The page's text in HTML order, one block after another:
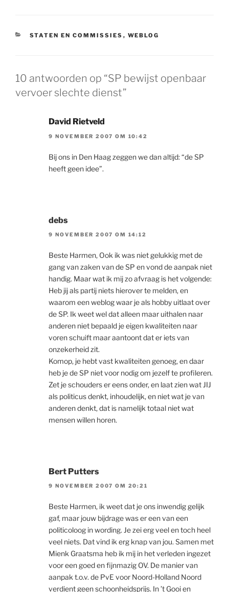
CATEGORIEËN
STATEN EN COMMISSIES , WEBLOG
10 antwoorden op “SP bewijst openbaar
vervoer slechte dienst”
David Rietveld
9 NOVEMBER 2007 OM 10:42
Bij ons in Den Haag zeggen we dan altijd: “de SP
heeft geen idee”.
debs
9 NOVEMBER 2007 OM 14:12
Beste Harmen, Ook ik was niet gelukkig met de
gang van zaken van de SP en vond de aanpak niet
handig. Maar wat ik mij zo afvraag is het volgende:
Heb jij als partij niets hierover te melden, en
waarom een weblog waar je als hobby uitlaat over
de SP. Ik weet wel dat alleen maar uithalen naar
anderen niet bepaald je eigen kwaliteiten naar
voren schuift maar aantoont dat er iets van
onzekerheid zit.
Komop, je hebt vast kwaliteiten genoeg, en daar
heb je de SP niet voor nodig om jezelf te profileren.
Zet je schouders er eens onder, en laat zien wat JIJ
als politicus denkt, inhoudelijk, en niet wat je van
anderen denkt, dat is namelijk totaal niet wat
mensen willen horen.
Bert Putters
9 NOVEMBER 2007 OM 20:21
Beste Harmen, ik weet dat je ons inwendig gelijk
gaf, maar jouw bijdrage was er een van een
politicoloog in wording. Je zei erg veel en toch heel
veel niets. Dat vind ik erg knap van jou. Samen met
Mienk Graatsma heb ik mij in het verleden ingezet
voor een goed en fijnmazig OV. De manier van
aanpak t.o.v. de PvE voor Noord-Holland Noord
verdient geen schoonheidsprijs. In ’t Gooi en